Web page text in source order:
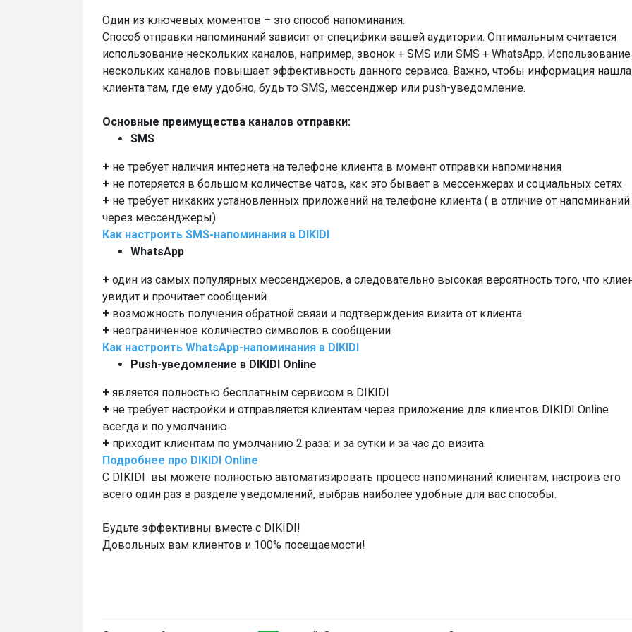
Один из ключевых моментов – это способ напоминания.
Способ отправки напоминаний зависит от специфики вашей аудитории. Оптимальным считается
использование нескольких каналов, например, звонок + SMS или SMS + WhatsApp. Использование
нескольких каналов повышает эффективность данного сервиса. Важно, чтобы информация нашла
клиента там, где ему удобно, будь то SMS, мессенджер или push-уведомление.
Основные преимущества каналов отправки:
SMS
+ не требует наличия интернета на телефоне клиента в момент отправки напоминания
+ не потеряется в большом количестве чатов, как это бывает в мессенжерах и социальных сетях
+ не требует никаких установленных приложений на телефоне клиента ( в отличие от напоминаний
через мессенджеры)
Как настроить SMS-напоминания в DIKIDI
WhatsApp
+ один из самых популярных мессенджеров, а следовательно высокая вероятность того, что
увидит и прочитает сообщений
+ возможность получения обратной связи и подтверждения визита от клиента
+ неограниченное количество символов в сообщении
Как настроить WhatsApp-напоминания в DIKIDI
Push-уведомление в DIKIDI Online
+ является полностью бесплатным сервисом в DIKIDI
+ не требует настройки и отправляется клиентам через приложение для клиентов DIKIDI Online
всегда и по умолчанию
+ приходит клиентам по умолчанию 2 раза: и за сутки и за час до визита.
Подробнее про DIKIDI Online
С DIKIDI вы можете полностью автоматизировать процесс напоминаний клиентам, настроив его
всего один раз в разделе уведомлений, выбрав наиболее удобные для вас способы.
Будьте эффективны вместе с DIKIDI!
Довольных вам клиентов и 100% посещаемости!